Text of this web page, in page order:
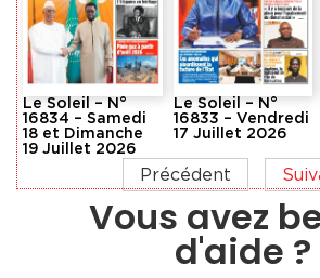
Le Soleil – N°
16834 – Samedi
18 et Dimanche
19 Juillet 2026
Le Soleil – N°
16833 – Vendredi
17 Juillet 2026
Précédent
Vous avez
d'aide ?